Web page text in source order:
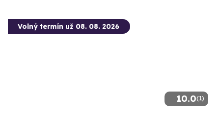
10.0(1)
Volný termín už 08. 08. 2026